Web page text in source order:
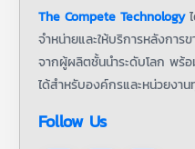
The Compete Technology
จำหน่ายและให้บริการหลังการ
จากผู้ผลิตชั้นนำระดับโลก พร้อ
ได้สำหรับองค์กรและหน่วยงาน
Follow Us